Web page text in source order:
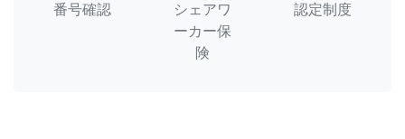
番号確認
シェアワ
ーカー保
険
認定制度